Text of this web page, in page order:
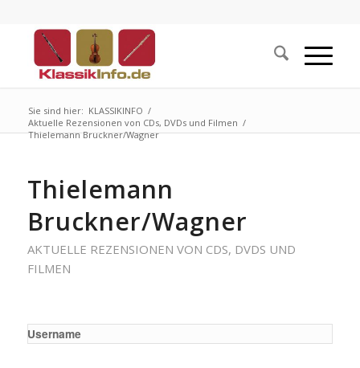
Sie sind hier: KLASSIKINFO /
Aktuelle Rezensionen von CDs, DVDs und Filmen /
Thielemann Bruckner/Wagner
Thielemann
Bruckner/Wagner
AKTUELLE REZENSIONEN VON CDS, DVDS UND
FILMEN
Username